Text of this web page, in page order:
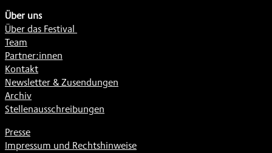
Über uns
Über das Festival
Team
Partner:innen
Kontakt
Newsletter & Zusendungen
Archiv
Stellenausschreibungen
Presse
Impressum und Rechtshinweise